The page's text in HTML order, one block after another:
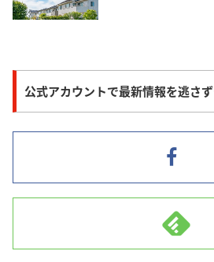
公式アカウントで最新情報を逃さ